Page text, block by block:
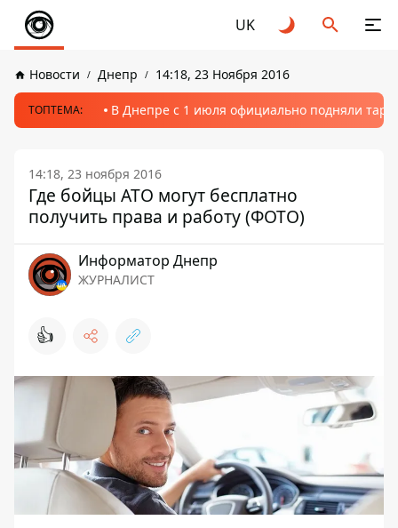
UK
Новости Днепр 14:18, 23 Ноября 2016
ТОПТЕМА: В Днепре с 1 июля официально подняли
14:18, 23 ноября 2016
Где бойцы АТО могут бесплатно
получить права и работу (ФОТО)
Информатор Днепр
ЖУРНАЛИСТ
👍